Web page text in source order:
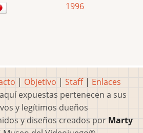
1996
| Objetivo | Staff| Enlaces
expuestas pertenecen a sus
y legítimos dueños
y diseños creados por Marty